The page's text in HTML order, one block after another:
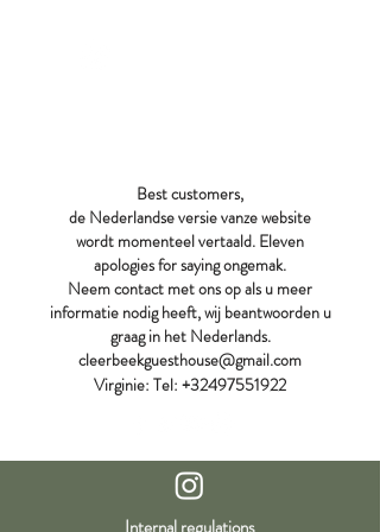
Best customers,
de Nederlandse versie vanze website
wordt momenteel vertaald. Eleven
apologies for saying ongemak.
Neem contact met ons op als u meer
informatie nodig heeft, wij beantwoorden u
graag in het Nederlands.
cleerbeekguesthouse@gmail.com
Virginie: Tel: +32497551922